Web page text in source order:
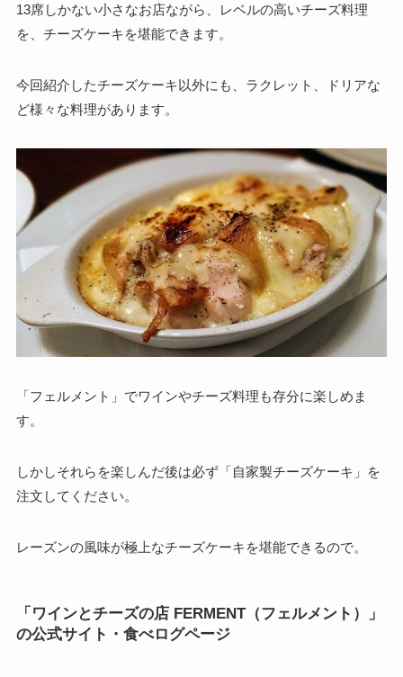
13席しかない小さなお店ながら、レベルの高いチーズ料理
を、チーズケーキを堪能できます。
今回紹介したチーズケーキ以外にも、ラクレット、ドリアな
ど様々な料理があります。
「フェルメント」でワインやチーズ料理も存分に楽しめま
す。
しかしそれらを楽しんだ後は必ず「自家製チーズケーキ」を
注文してください。
レーズンの風味が極上なチーズケーキを堪能できるので。
「ワインとチーズの店 FERMENT（フェルメント）」
の公式サイト・食べログページ